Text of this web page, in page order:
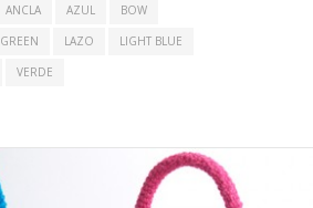
ANCLA AZUL
BOW
GREEN LAZO
LIGHT BLUE
VERDE